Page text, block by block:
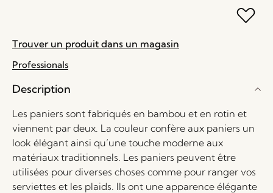
Trouver un produit dans un magasin
Professionals
Description
Les paniers sont fabriqués en bambou et en rotin et
viennent par deux. La couleur confère aux paniers un
look élégant ainsi qu’une touche moderne aux
matériaux traditionnels. Les paniers peuvent être
utilisées pour diverses choses comme pour ranger vos
serviettes et les plaids. Ils ont une apparence élégante